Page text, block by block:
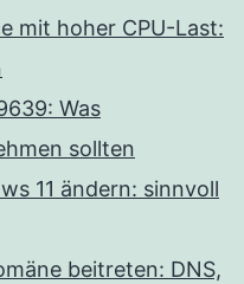
mit hoher CPU-Last:
Was
sollten
11 ändern: sinnvoll
beitreten: DNS,